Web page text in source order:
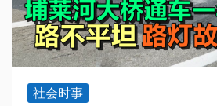
社会时事